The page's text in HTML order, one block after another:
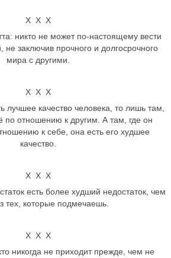
Х Х Х
никто не может по-настоящему вести
не заключив прочного и долгосрочного
мира с другими.
Х Х Х
лучшее качество человека, то лишь там,
по отношению к другим. А там, где он
к себе, она есть его худшее
качество.
Х Х Х
есть более худший недостаток, чем
тех, которые подмечаешь.
Х Х Х
никогда не приходит прежде, чем не